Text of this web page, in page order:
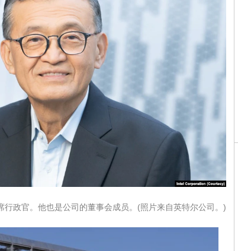
政官。他也是公司的董事会成员。(照片来自英特尔公司。)